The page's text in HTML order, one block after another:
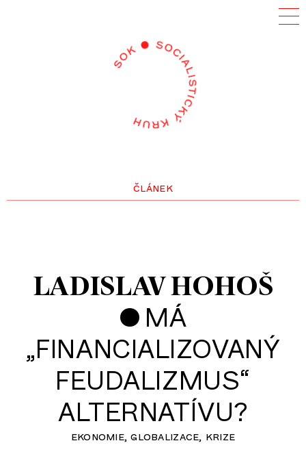
článek
LADISLAV HOHOŠ
• MÁ
„FINANCIALIZOVANÝ
FEUDALIZMUS“
ALTERNATÍVU?
ekonomie globalizace krize